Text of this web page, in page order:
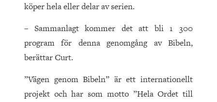
köper hela eller delar av serien.
– Sammanlagt kommer det att bli 1 300
program för denna genomgång av Bibeln,
berättar Curt.
”Vägen genom Bibeln” är ett internationellt
projekt och har som motto ”Hela Ordet till